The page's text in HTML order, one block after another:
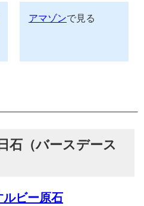
アマゾンで見る
石（バースデース
ビー原石